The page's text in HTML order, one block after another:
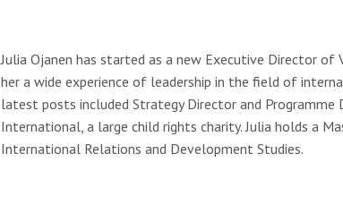
Julia Ojanen has started as a new Executive Director of
her a wide experience of leadership in the field of
latest posts included Strategy Director and
International, a large child rights charity. Julia holds a
International Relations and Development Studies.